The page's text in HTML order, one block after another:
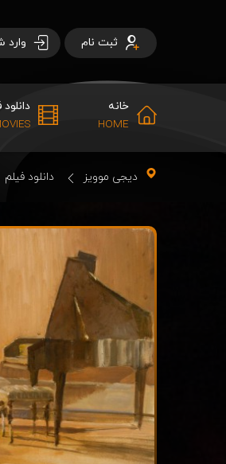
ثبت نام وارد
خانه
HOME
دیجی موویز دانلود فیلم